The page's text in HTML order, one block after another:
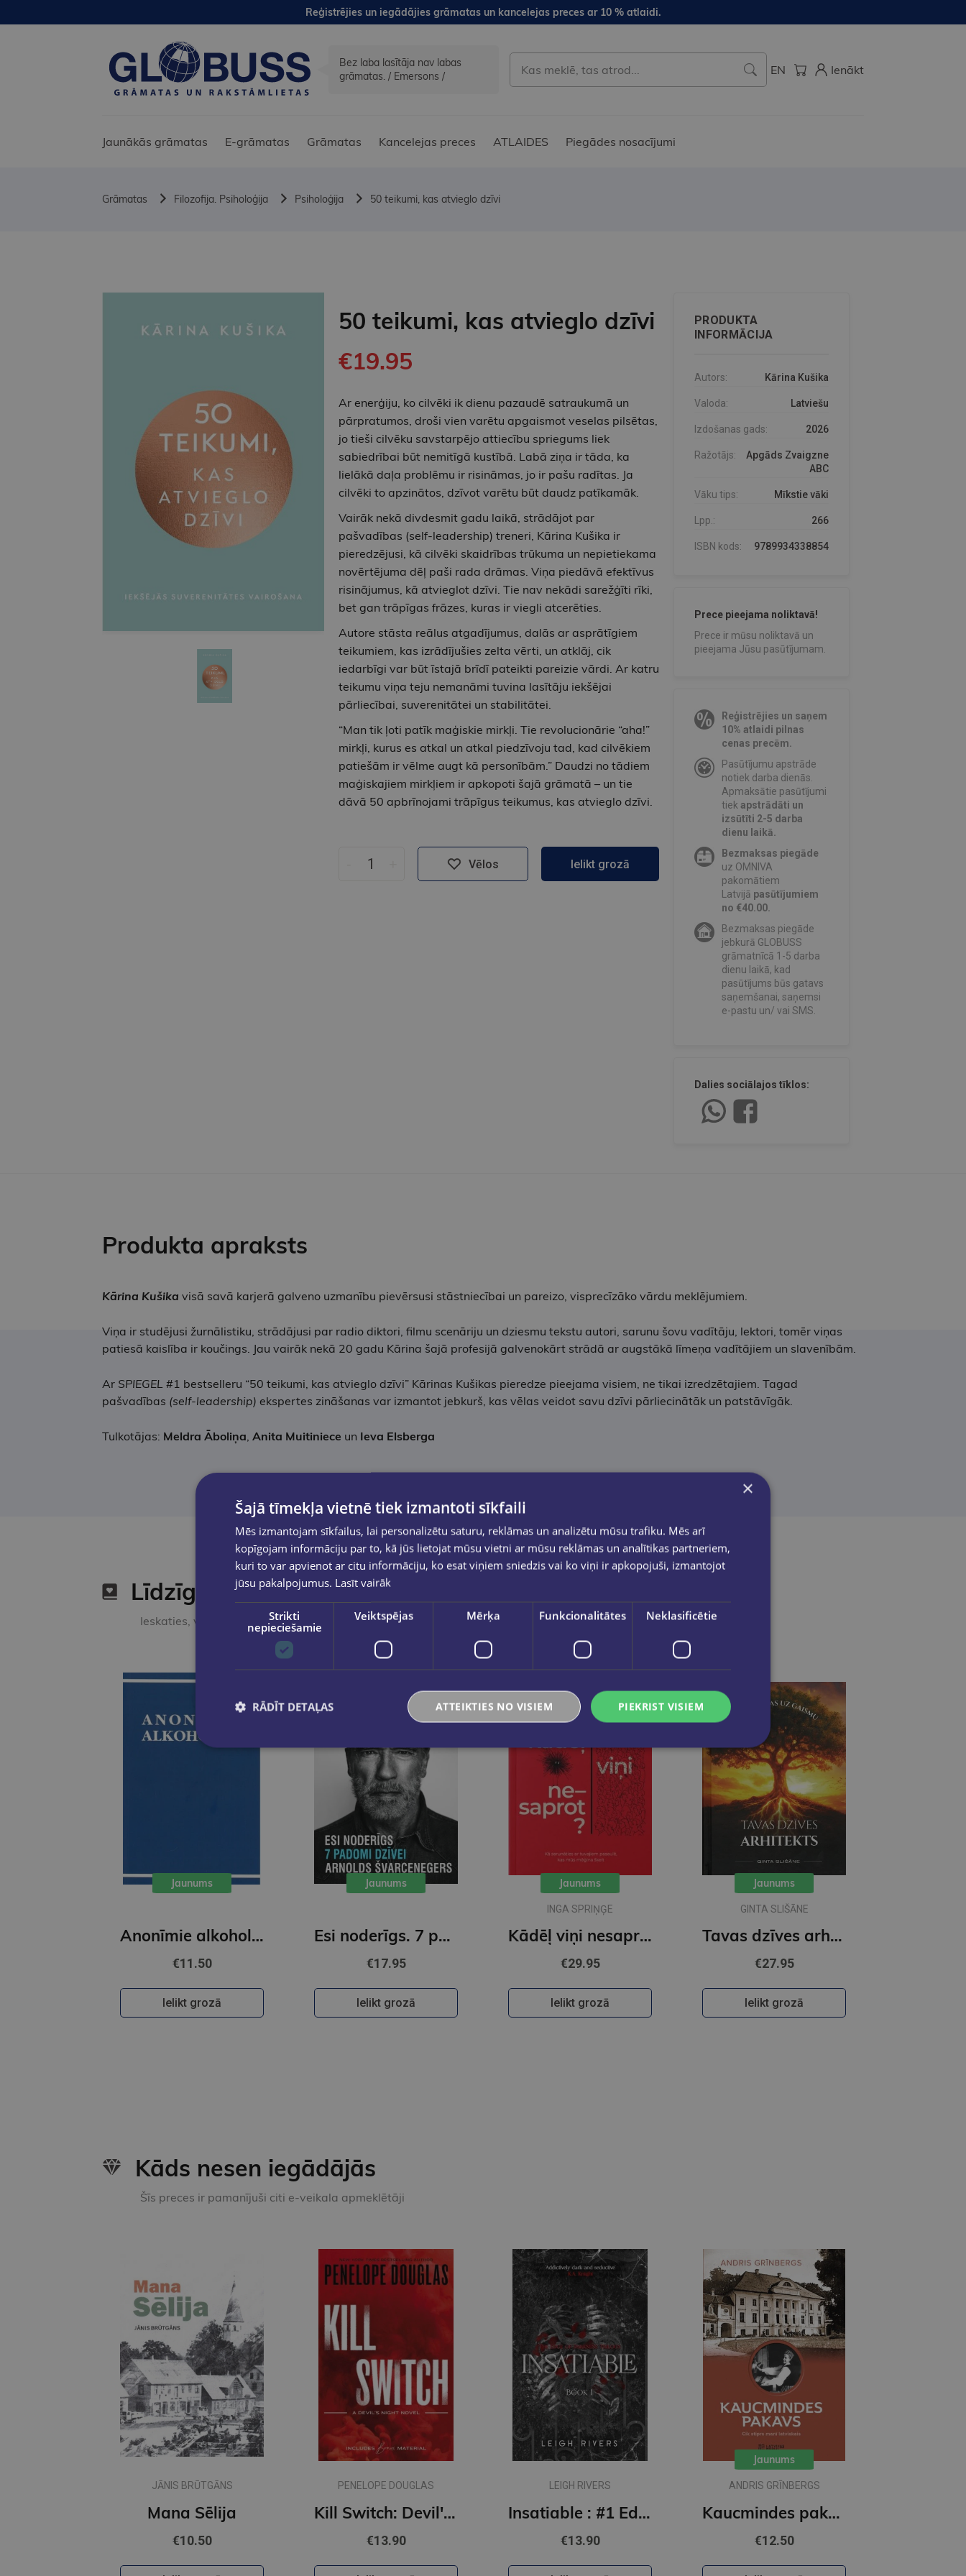
Reģistrējies un iegādājies grāmatas un kancelejas preces ar 10 % atlaidi.
Bez laba lasītāja nav labas
grāmatas. / Emersons /
EN Ienākt
Jaunākās grāmatas E-grāmatas Grāmatas Kancelejas preces ATLAIDES Piegādes nosacījumi
Grāmatas Filozofija. Psiholoģija Psiholoģija 50 teikumi, kas atvieglo dzīvi
50 teikumi, kas atvieglo dzīvi
€19.95
Ar enerģiju, ko cilvēki ik dienu pazaudē satraukumā un
pārpratumos, droši vien varētu apgaismot veselas pilsētas,
jo tieši cilvēku savstarpējo attiecību spriegums liek
sabiedrībai būt nemitīgā kustībā. Labā ziņa ir tāda, ka
lielākā daļa problēmu ir risināmas, jo ir pašu radītas. Ja
cilvēki to apzinātos, dzīvot varētu būt daudz patīkamāk.
Vairāk nekā divdesmit gadu laikā, strādājot par
pašvadības (self-leadership) treneri, Kārina Kušika ir
pieredzējusi, kā cilvēki skaidrības trūkuma un nepietiekama
novērtējuma dēļ paši rada drāmas. Viņa piedāvā efektīvus
risinājumus, kā atvieglot dzīvi. Tie nav nekādi sarežģīti rīki,
bet gan trāpīgas frāzes, kuras ir viegli atcerēties.
Autore stāsta reālus atgadījumus, dalās ar asprātīgiem
teikumiem, kas izrādījušies zelta vērti, un atklāj, cik
iedarbīgi var būt īstajā brīdī pateikti pareizie vārdi. Ar katru
teikumu viņa teju nemanāmi tuvina lasītāju iekšējai
pārliecībai, suverenitātei un stabilitātei.
“Man tik ļoti patīk maģiskie mirkļi. Tie revolucionārie “aha!”
mirkļi, kurus es atkal un atkal piedzīvoju tad, kad cilvēkiem
patiešām ir vēlme augt kā personībām.” Daudzi no tādiem
maģiskajiem mirkļiem ir apkopoti šajā grāmatā – un tie
dāvā 50 apbrīnojami trāpīgus teikumus, kas atvieglo dzīvi.
Vēlos Ielikt grozā
PRODUKTA
INFORMĀCIJA
Autors: Kārina Kušika
Valoda: Latviešu
Izdošanas gads: 2026
Ražotājs:
Apgāds Zvaigzne
ABC
Vāku tips: Mīkstie vāki
Lpp.: 266
ISBN kods: 9789934338854
Prece pieejama noliktavā!
Prece ir mūsu noliktavā un
pieejama Jūsu pasūtījumam.
Reģistrējies un saņem
10% atlaidi pilnas
cenas precēm.
Pasūtījumu apstrāde
notiek darba dienās.
Apmaksātie pasūtījumi
tiekapstrādāti un
izsūtīti 2-5 darba
dienu laikā.
Bezmaksas piegāde
uz OMNIVA
pakomātiem
Latvijā pasūtījumiem
no €40.00.
Bezmaksas piegāde
jebkurā GLOBUSS
grāmatnīcā 1-5 darba
dienu laikā, kad
pasūtījums būs gatavs
saņemšanai, saņemsi
e-pastu un/ vai SMS.
Dalies sociālajos tīklos:
Produkta apraksts
Kārina Kušika visā savā karjerā galveno uzmanību pievērsusi stāstniecībai un pareizo, visprecīzāko vārdu meklējumiem.
Viņa ir studējusi žurnālistiku, strādājusi par radio diktori, filmu scenāriju un dziesmu tekstu autori, sarunu šovu vadītāju, lektori, tomēr viņas
patiesā kaislība ir koučings. Jau vairāk nekā 20 gadu Kārina šajā profesijā galvenokārt strādā ar augstākā līmeņa vadītājiem un slavenībām.
Ar SPIEGEL #1 bestselleru “50 teikumi, kas atvieglo dzīvi” Kārinas Kušikas pieredze pieejama visiem, ne tikai izredzētajiem. Tagad
pašvadības (self-leadership) ekspertes zināšanas var izmantot jebkurš, kas vēlas veidot savu dzīvi pārliecinātāk un patstāvīgāk.
Tulkotājas: Meldra Āboliņa, Anita Muitiniece un Ieva Elsberga
Līdzīgas preces
Ieskaties, varbūt noder
Jaunums
Anonīmie alkoholoķi
€11.50
Ielikt grozā
Jaunums
Esi noderīgs. 7 padomi dzīvei
€17.95
Ielikt grozā
Jaunums
INGA SPRIŅĢE
Kādēļ viņi nesaprot?
€29.95
Ielikt grozā
Jaunums
GINTA SLIŠĀNE
Tavas dzīves arhitekts
€27.95
Ielikt grozā
Kāds nesen iegādājās
Šīs preces ir pamanījuši citi e-veikala apmeklētāji
JĀNIS BRŪTGĀNS
Mana Sēlija
€10.50
PENELOPE DOUGLAS
Kill Switch: Devil's Night #3
€13.90
LEIGH RIVERS
Insatiable : #1 Edge of Darkness series : delux paperback featuring exclusive character artwork
€13.90
Jaunums
ANDRIS GRĪNBERGS
Kaucmindes pakavs
€12.50
×
Šajā tīmekļa vietnē tiek izmantoti sīkfaili
Mēs izmantojam sīkfailus, lai personalizētu saturu, reklāmas un analizētu mūsu trafiku. Mēs arī
kopīgojam informāciju par to, kā jūs lietojat mūsu vietni ar mūsu reklāmas un analītikas partneriem,
kuri to var apvienot ar citu informāciju, ko esat viņiem sniedzis vai ko viņi ir apkopojuši, izmantojot
jūsu pakalpojumus. Lasīt vairāk
Strikti
nepieciešamie
Veiktspējas Mērķa Funkcionalitātes Neklasificētie
PIEKRIST VISIEM
ATTEIKTIES NO VISIEM
RĀDĪT DETAĻAS